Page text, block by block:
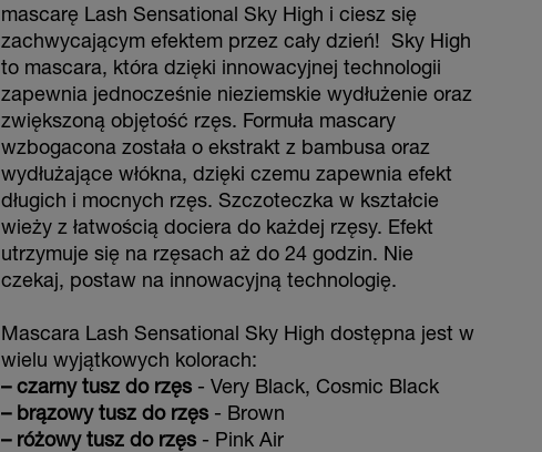
mascarę Lash Sensational Sky High i ciesz się
zachwycającym efektem przez cały dzień! Sky High
to mascara, która dzięki innowacyjnej technologii
zapewnia jednocześnie nieziemskie wydłużenie oraz
zwiększoną objętość rzęs. Formuła mascary
wzbogacona została o ekstrakt z bambusa oraz
wydłużające włókna, dzięki czemu zapewnia efekt
długich i mocnych rzęs. Szczoteczka w kształcie
wieży z łatwością dociera do każdej rzęsy. Efekt
utrzymuje się na rzęsach aż do 24 godzin. Nie
czekaj, postaw na innowacyjną technologię.
Mascara Lash Sensational Sky High dostępna jest w
wielu wyjątkowych kolorach:
– czarny tusz do rzęs - Very Black, Cosmic Black
– brązowy tusz do rzęs - Brown
– różowy tusz do rzęs - Pink Air